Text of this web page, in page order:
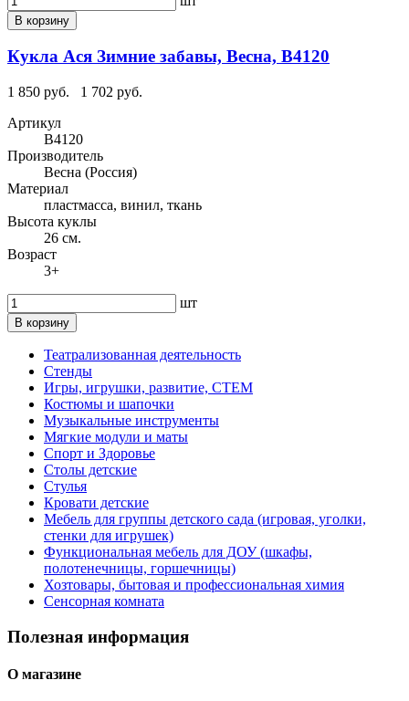
В корзину
Кукла Ася Зимние забавы, Весна, В4120
1 850 руб.
1 702 руб.
Артикул
В4120
Производитель
Весна (Россия)
Материал
пластмасса, винил, ткань
Высота куклы
26 см.
Возраст
3+
шт
В корзину
Театрализованная деятельность
Стенды
Игры, игрушки, развитие, СТЕМ
Костюмы и шапочки
Музыкальные инструменты
Мягкие модули и маты
Спорт и Здоровье
Столы детские
Стулья
Кровати детские
Мебель для группы детского сада (игровая, уголки,
стенки для игрушек)
Функциональная мебель для ДОУ (шкафы,
полотенечницы, горшечницы)
Хозтовары, бытовая и профессиональная химия
Сенсорная комната
Полезная информация
О магазине